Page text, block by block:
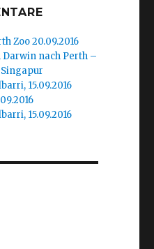
Zoo 20.09.2016
Darwin nach Perth –
15.09.2016
15.09.2016